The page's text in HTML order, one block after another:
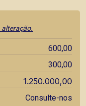
alteração.
600,00
300,00
1.250.000,00
Consulte-nos